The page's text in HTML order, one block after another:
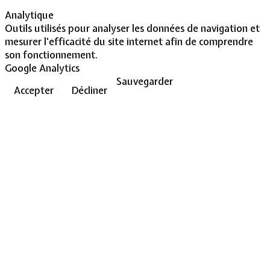
Analytique
Outils utilisés pour analyser les données de navigation et
mesurer l'efficacité du site internet afin de comprendre
son fonctionnement.
Google Analytics
Accepter
Décliner
Sauvegarder